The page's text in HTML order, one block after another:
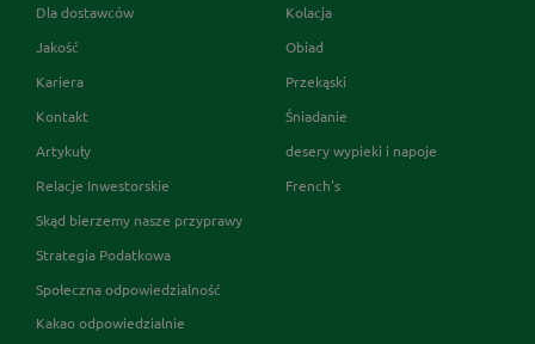
Dla dostawców
Jakość
Kariera
Kontakt
Artykuły
Relacje Inwestorskie
Skąd bierzemy nasze przyprawy
Strategia Podatkowa
Społeczna odpowiedzialność
Kakao odpowiedzialnie
Kolacja
Obiad
Przekąski
Śniadanie
desery wypieki i napoje
French's